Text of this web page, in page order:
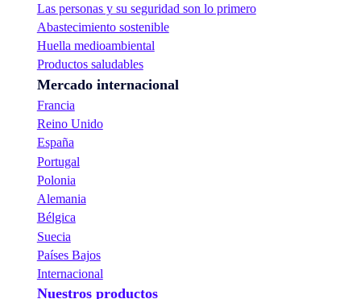
Las personas y su seguridad son lo primero
Abastecimiento sostenible
Huella medioambiental
Productos saludables
Mercado internacional
Francia
Reino Unido
España
Portugal
Polonia
Alemania
Bélgica
Suecia
Países Bajos
Internacional
Nuestros productos